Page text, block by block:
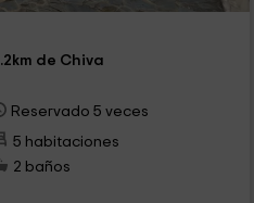
de Chiva
Reservado 5 veces
5 habitaciones
2 baños